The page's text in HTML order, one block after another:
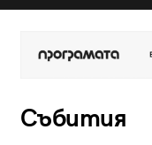
Събития